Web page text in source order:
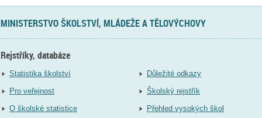
MINISTERSTVO ŠKOLSTVÍ, MLÁDEŽE A TĚLOVÝCHOVY
Rejstříky, databáze
Statistika školství
Pro veřejnost
O školské statistice
Důležité odkazy
Školský rejstřík
Přehled vysokých škol